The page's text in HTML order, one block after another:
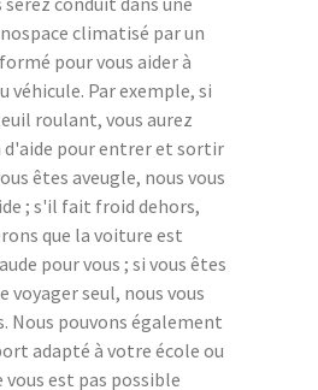
climatisé par un
pour vous aider à
Par exemple, si
roulant, vous aurez
pour entrer et sortir
êtes aveugle, nous vous
; s'il fait froid dehors,
que la voiture est
pour vous ; si vous êtes
voyager seul, nous vous
Nous pouvons également
adapté à votre école ou
est pas possible